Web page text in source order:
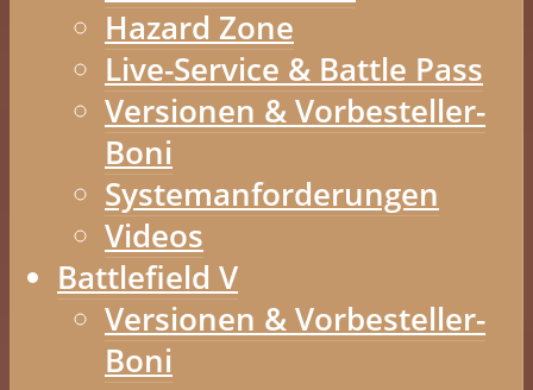
Hazard Zone
Live-Service & Battle Pass
Versionen & Vorbesteller-
Boni
Systemanforderungen
Videos
Battlefield V
Versionen & Vorbesteller-
Boni